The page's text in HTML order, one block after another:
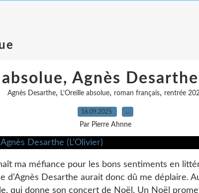
absolue, Agnès
Agnès Desarthe, L'Oreille absolue, roman français, rentrée
16.09.2025 …
Par Pierre Ahnne
ma méfiance pour les bons sentiments en
d’Agnès Desarthe aurait donc dû me déplaire.
qui donne son concert de Noël. Un Noël